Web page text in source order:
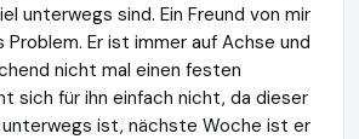
unterwegs sind. Ein Freund von mir
Er ist immer auf Achse und
nicht mal einen festen
sich für ihn einfach nicht, da dieser
unterwegs ist, nächste Woche ist er